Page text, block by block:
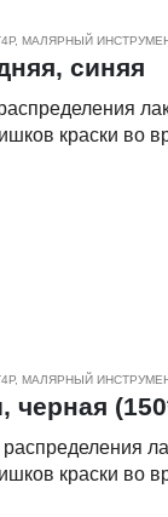
, МАЛЯРНЫЙ
синяя
краски во
, МАЛЯРНЫЙ
черная
краски во